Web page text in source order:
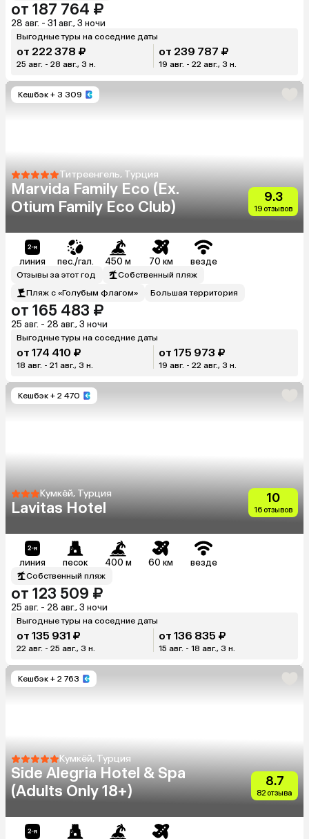
от 187 764 ₽
28 авг. - 31 авг., 3 ночи
Выгодные туры на соседние даты
от 222 378 ₽
25 авг. - 28 авг., 3 н.
от 239 787 ₽
19 авг. - 22 авг., 3 н.
Кешбэк + 3 309
Титреенгель, Турция
Marvida Family Eco (Ex.
Otium Family Eco Club)
9.3
19 отзывов
линия пес./гал. 450 м 70 км везде
Отзывы за этот год
Собственный пляж
Пляж с «Голубым флагом»
Большая территория
от 165 483 ₽
25 авг. - 28 авг., 3 ночи
Выгодные туры на соседние даты
от 174 410 ₽
18 авг. - 21 авг., 3 н.
от 175 973 ₽
19 авг. - 22 авг., 3 н.
Кешбэк + 2 470
Кумкёй, Турция
Lavitas Hotel
10
16 отзывов
линия песок 400 м 60 км везде
Собственный пляж
от 123 509 ₽
25 авг. - 28 авг., 3 ночи
Выгодные туры на соседние даты
от 135 931 ₽
22 авг. - 25 авг., 3 н.
от 136 835 ₽
15 авг. - 18 авг., 3 н.
Кешбэк + 2 763
Кумкёй, Турция
Side Alegria Hotel & Spa
(Adults Only 18+)
8.7
82 отзыва